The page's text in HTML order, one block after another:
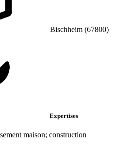
Bischheim (67800)
Expertises
maison; construction